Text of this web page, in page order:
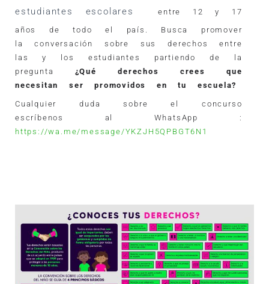
estudiantes escolares
entre 12 y 17
años de todo el país. Busca promover
la conversación sobre sus derechos entre
las y los estudiantes partiendo de la
pregunta ¿Qué derechos crees que
necesitan ser promovidos en tu escuela?
Cualquier duda sobre el concurso
https://wa.me/message/YKZJH5QPBGT6N1